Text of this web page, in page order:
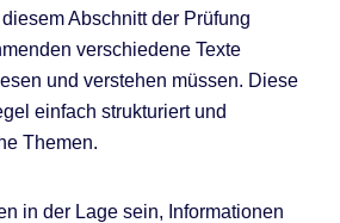
Abschnitt der Prüfung
verschiedene Texte
und verstehen müssen. Diese
einfach strukturiert und
Themen.
in der Lage sein, Informationen